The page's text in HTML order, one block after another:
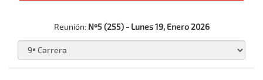
Reunión: Nº5 (255) - Lunes 19, Enero 2026